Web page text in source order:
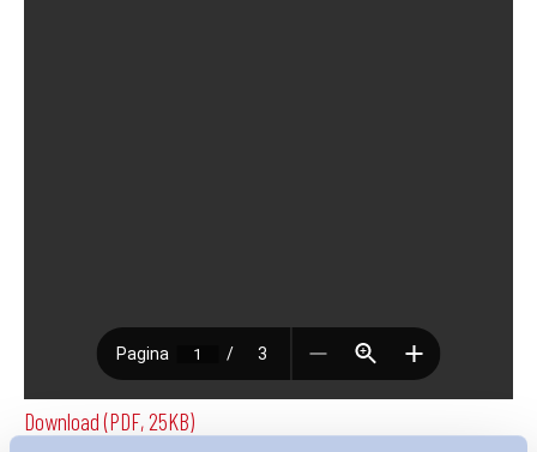
Download (PDF, 25KB)